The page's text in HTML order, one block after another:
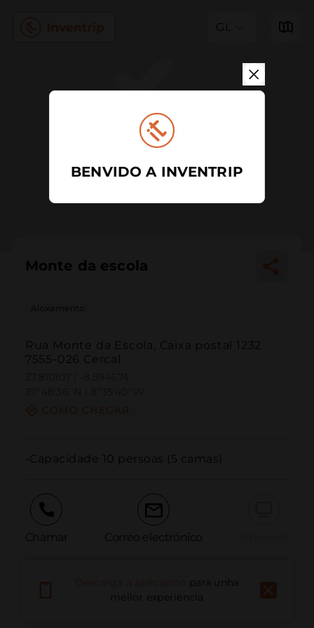
GL
Monte da escola
Aloxamento
Rua Monte da Escola, Caixa postal 1232
7555-026 Cercal
-Capacidade 10 persoas (5 camas)
Chamar Correo electrónico
Informar dun problema
para unha
mellor experiencia
BENVIDO A INVENTRIP